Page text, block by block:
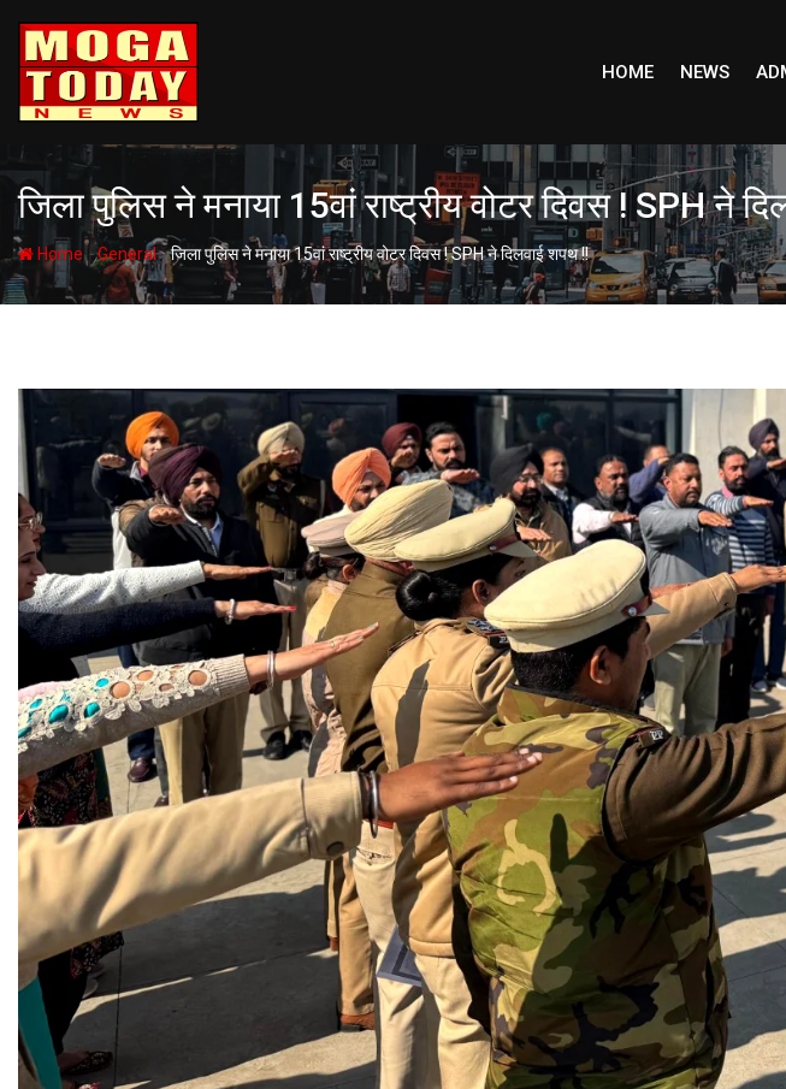
content
HOME NEWS
जिला पुलिस ने मनाया 15वां राष्ट्रीय वोटर दिवस ! SPH ने
Home-General-जिला पुलिस ने मनाया 15वां राष्ट्रीय वोटर दिवस ! SPH ने दिलवाई शपथ !!